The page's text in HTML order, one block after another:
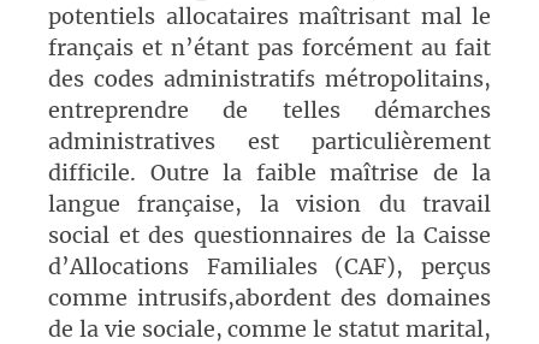
potentiels allocataires maîtrisant mal le
français et n’étant pas forcément au fait
des codes administratifs métropolitains,
entreprendre de telles démarches
administratives est particulièrement
difficile. Outre la faible maîtrise de la
langue française, la vision du travail
social et des questionnaires de la Caisse
d’Allocations Familiales (CAF), perçus
comme intrusifs,abordent des domaines
de la vie sociale, comme le statut marital,